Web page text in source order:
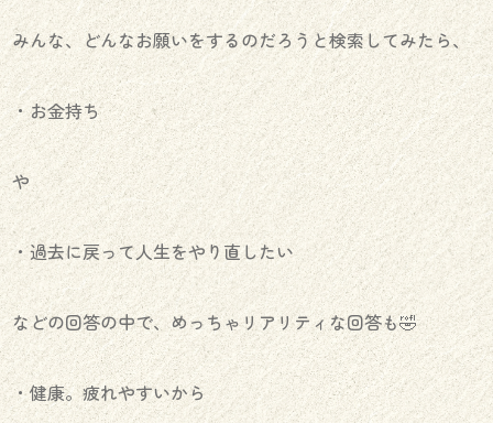
みんな、どんなお願いをするのだろうと検索してみたら、
・お金持ち
や
・過去に戻って人生をやり直したい
などの回答の中で、めっちゃリアリティな回答も🤣
・健康。疲れやすいから